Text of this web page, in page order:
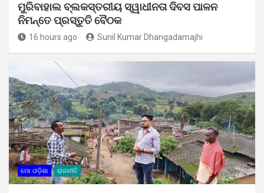
ମୁରିବାହାଲ ବ୍ଲକସ୍ତରୀୟ ସ୍ୱାଧୀନତା ଦିବସ ପାଳନ
ନିମନ୍ତେ ପ୍ରସ୍ତୁତି ବୈଠକ
16 hours ago Sunil Kumar Dhangadamajhi
ମୋ ଓଡ଼ିଶା ରାଜନୀତି